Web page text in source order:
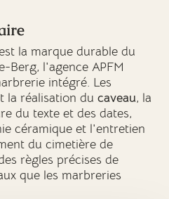
la marque durable du
Berg, l'agence APFM
intégré. Les
la réalisation du caveau, la
du texte et des dates,
céramique et l'entretien
du cimetière de
règles précises de
que les marbreries